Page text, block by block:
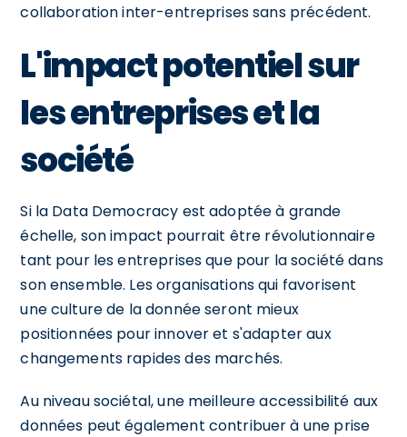
collaboration inter-entreprises sans précédent.
L'impact potentiel sur
les entreprises et la
société
Si la Data Democracy est adoptée à grande
échelle, son impact pourrait être révolutionnaire
tant pour les entreprises que pour la société dans
son ensemble. Les organisations qui favorisent
une culture de la donnée seront mieux
positionnées pour innover et s'adapter aux
changements rapides des marchés.
Au niveau sociétal, une meilleure accessibilité aux
données peut également contribuer à une prise